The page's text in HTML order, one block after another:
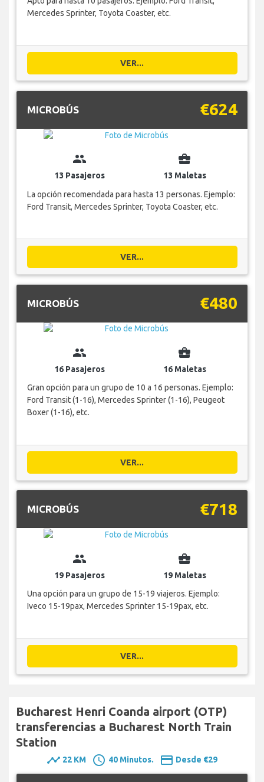
Mercedes Sprinter, Toyota Coaster, etc.
VER...
MICROBÚS €624
group
13 Pasajeros
business_center
13 Maletas
La opción recomendada para hasta 13 personas. Ejemplo:
Ford Transit, Mercedes Sprinter, Toyota Coaster, etc.
VER...
MICROBÚS €480
group
16 Pasajeros
business_center
16 Maletas
Gran opción para un grupo de 10 a 16 personas. Ejemplo:
Ford Transit (1-16), Mercedes Sprinter (1-16), Peugeot
Boxer (1-16), etc.
VER...
MICROBÚS €718
group
19 Pasajeros
business_center
19 Maletas
Una opción para un grupo de 15-19 viajeros. Ejemplo:
Iveco 15-19pax, Mercedes Sprinter 15-19pax, etc.
VER...
Bucharest Henri Coanda airport (OTP)
transferencias a Bucharest North Train
Station
timeline 22 KM schedule 40 Minutos. payment Desde €29